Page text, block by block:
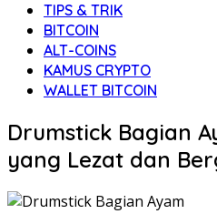
TIPS & TRIK
BITCOIN
ALT-COINS
KAMUS CRYPTO
WALLET BITCOIN
Drumstick Bagian
yang Lezat dan